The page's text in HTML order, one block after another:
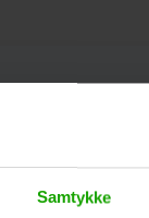
Samtykke